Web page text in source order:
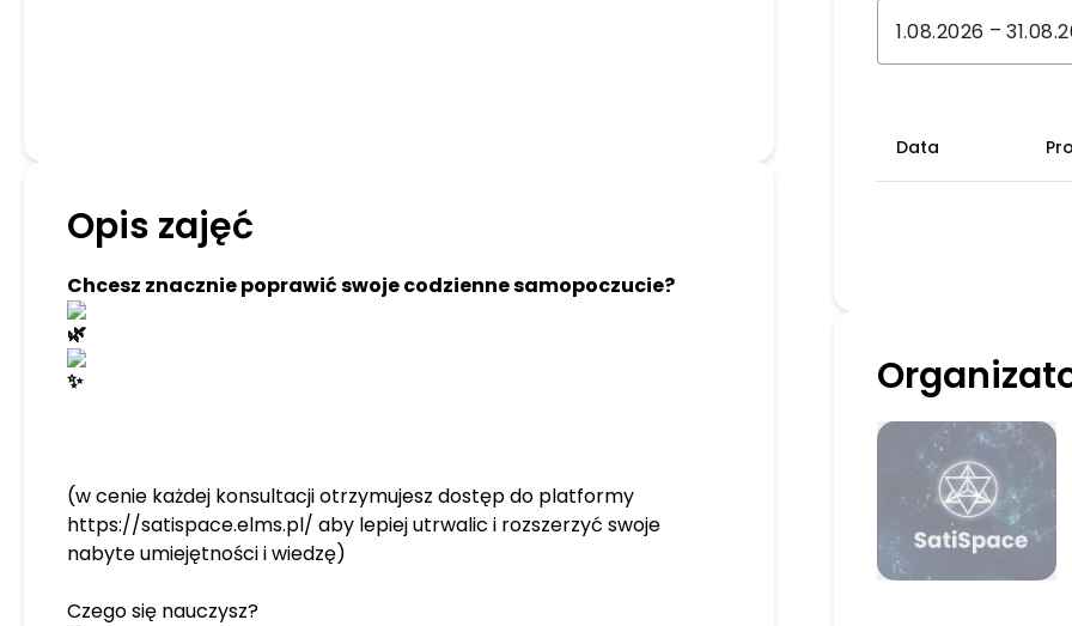
Opis zajęć
Chcesz znacznie poprawić swoje codzienne samopoczucie?
(w cenie każdej konsultacji otrzymujesz dostęp do platformy
https://satispace.elms.pl/ aby lepiej utrwalic i rozszerzyć swoje
nabyte umiejętności i wiedzę)
Czego się nauczysz?
–
Data